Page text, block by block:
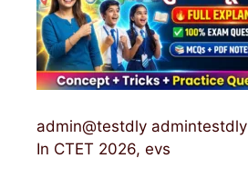
admin@testdly admintestdly
In CTET 2026, evs